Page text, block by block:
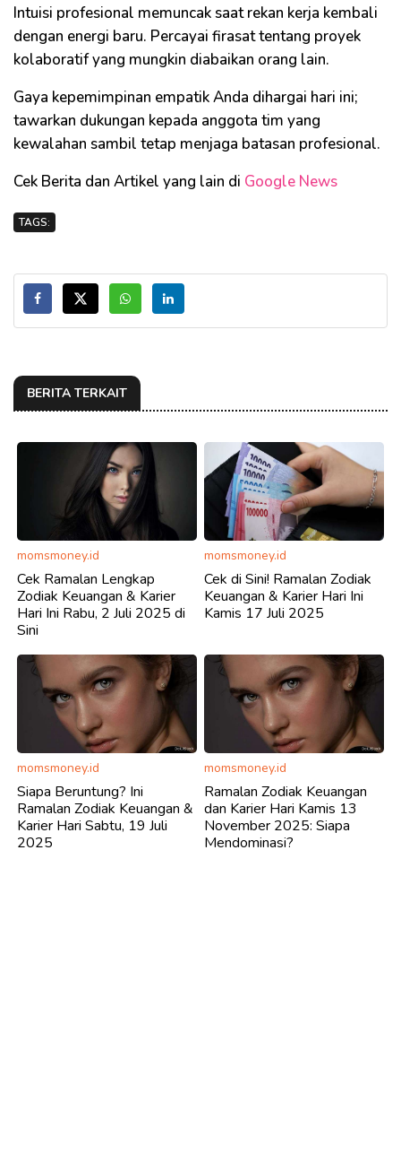
Intuisi profesional memuncak saat rekan kerja kembali
dengan energi baru. Percayai firasat tentang proyek
kolaboratif yang mungkin diabaikan orang lain.
Gaya kepemimpinan empatik Anda dihargai hari ini;
tawarkan dukungan kepada anggota tim yang
kewalahan sambil tetap menjaga batasan profesional.
Cek Berita dan Artikel yang lain di Google News
TAGS:
BERITA TERKAIT
momsmoney.id
Cek Ramalan Lengkap
Zodiak Keuangan & Karier
Hari Ini Rabu, 2 Juli 2025 di
Sini
momsmoney.id
Cek di Sini! Ramalan Zodiak
Keuangan & Karier Hari Ini
Kamis 17 Juli 2025
momsmoney.id
Siapa Beruntung? Ini
Ramalan Zodiak Keuangan &
Karier Hari Sabtu, 19 Juli
2025
momsmoney.id
Ramalan Zodiak Keuangan
dan Karier Hari Kamis 13
November 2025: Siapa
Mendominasi?